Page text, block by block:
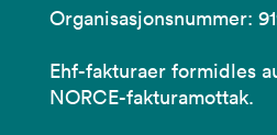
Organisasjonsnummer:
Ehf-fakturaer formidles
NORCE-fakturamottak.